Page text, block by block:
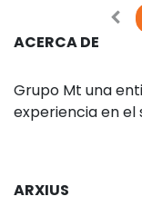
ACERCA DE
Grupo Mt una
experiencia en
ARXIUS